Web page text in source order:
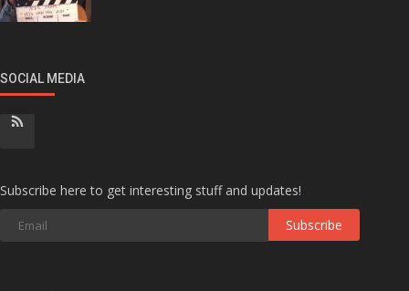
SOCIAL MEDIA
Subscribe here to get interesting stuff and updates!
Subscribe